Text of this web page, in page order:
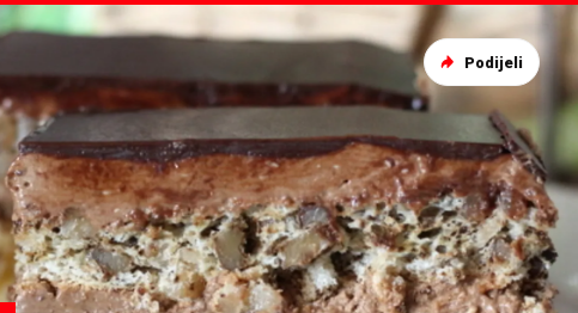
Podijeli